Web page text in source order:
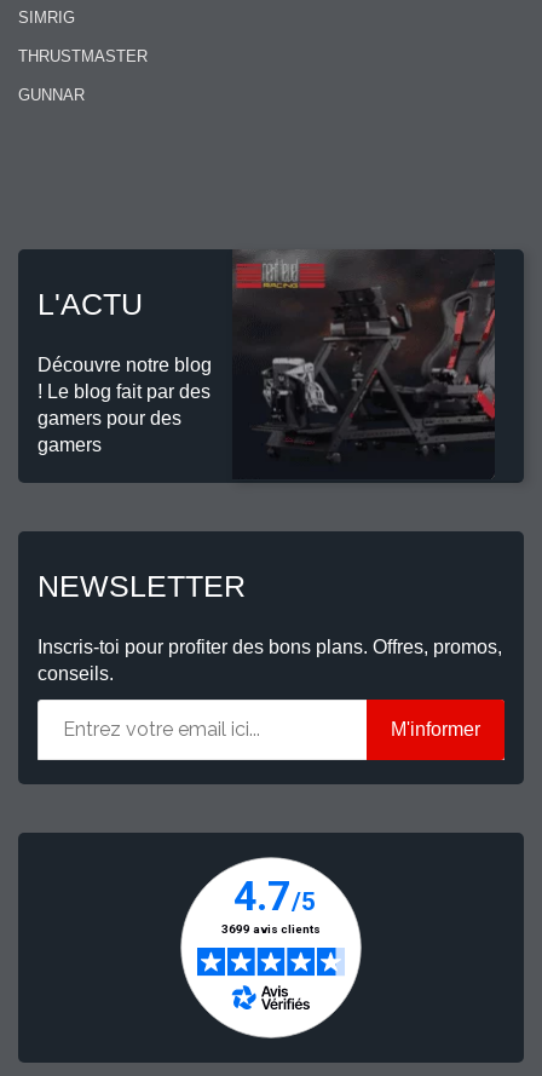
SIMRIG
THRUSTMASTER
GUNNAR
L'ACTU
Découvre notre blog
! Le blog fait par des
gamers pour des
gamers
NEWSLETTER
Inscris-toi pour profiter des bons plans. Offres, promos,
conseils.
M'informer